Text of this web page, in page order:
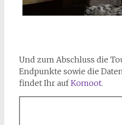
Und zum Abschluss die
Endpunkte sowie die
findet Ihr aufKomoot.